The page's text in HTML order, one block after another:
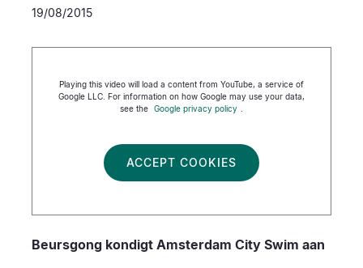
19/08/2015
Playing this video will load a content from YouTube, a service of
Google LLC. For information on how Google may use your data,
see the Google privacy policy
ACCEPT COOKIES
Beursgong kondigt Amsterdam City Swim aan